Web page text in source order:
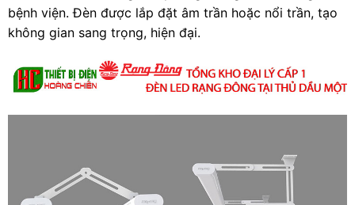
bệnh viện. Đèn được lắp đặt âm trần hoặc nổi trần, tạo
không gian sang trọng, hiện đại.